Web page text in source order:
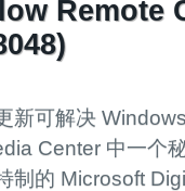
Remote
新可解决
Center 中一个
制的 Microsoft